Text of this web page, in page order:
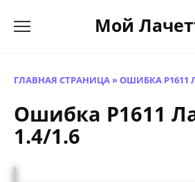
Мой
ГЛАВНАЯ СТРАНИЦА»ОШИБКА P1611
Ошибка P1611
1.4/1.6